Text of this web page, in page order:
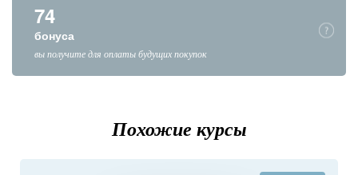
74
бонуса
вы получите для оплаты будущих покупок
Похожие курсы